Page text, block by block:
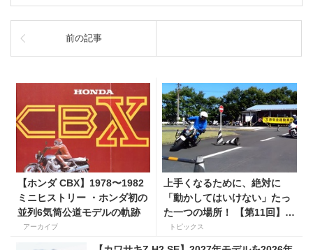
前の記事
【ホンダ CBX】1978〜1982
ミニヒストリー ・ホンダ初の
並列6気筒公道モデルの軌跡
アーカイブ
上手くなるために、絶対に
「動かしてはいけない」たっ
た一つの場所！ 【第11回】現
役二輪教習指導員YouTuber
ばくのライテク講座
トピックス